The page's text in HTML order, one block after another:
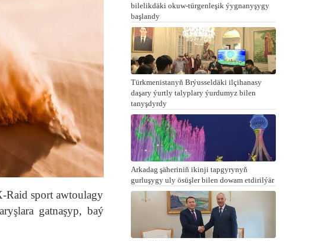
Raid sport awtoulagy
gatnaşyp, baý
bilelikdäki okuw-türgenleşik ýygnanyşygy
başlandy
Türkmenistanyň Brýusseldäki ilçihanasy
daşary ýurtly talyplary ýurdumyz bilen
tanyşdyrdy
Arkadag şäheriniň ikinji tapgyrynyň
gurluşygy uly ösüşler bilen dowam etdirilýär